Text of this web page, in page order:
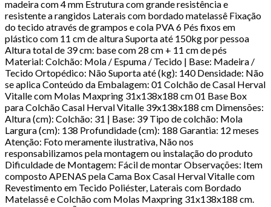
madeira com 4 mm Estrutura com grande resistência e
resistente a rangidos Laterais com bordado matelassê Fixação
do tecido através de grampos e cola PVA 6 Pés fixos em
plástico com 11 cm de altura Suporta até 150kg por pessoa
Altura total de 39 cm: base com 28 cm + 11 cm de pés
Material: Colchão: Mola / Espuma / Tecido | Base: Madeira /
Tecido Ortopédico: Não Suporta até (kg): 140 Densidade: Não
se aplica Conteúdo da Embalagem: 01 Colchão de Casal Herval
Vitalle com Molas Maxpring 31x138x188 cm 01 Base Box
para Colchão Casal Herval Vitalle 39x138x188 cm Dimensões:
Altura (cm): Colchão: 31 | Base: 39 Tipo de colchão: Mola
Largura (cm): 138 Profundidade (cm): 188 Garantia: 12 meses
Atenção: Foto meramente ilustrativa, Não nos
responsabilizamos pela montagem ou instalação do produto
Dificuldade de Montagem: Fácil de montar Observações: Item
composto APENAS pela Cama Box Casal Herval Vitalle com
Revestimento em Tecido Poliéster, Laterais com Bordado
Matelassê e Colchão com Molas Maxpring 31x138x188 cm.